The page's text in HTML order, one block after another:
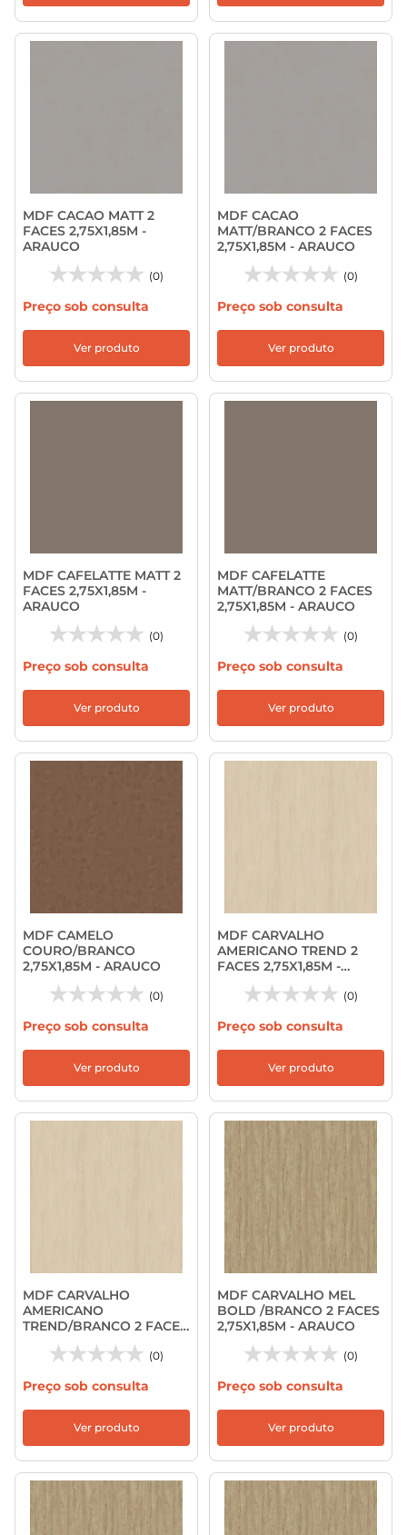
MDF CACAO MATT 2
FACES 2,75X1,85M -
ARAUCO
(0)
Preço sob consulta
Ver produto
MDF CACAO
MATT/BRANCO 2 FACES
2,75X1,85M - ARAUCO
(0)
Preço sob consulta
Ver produto
MDF CAFELATTE MATT 2
FACES 2,75X1,85M -
ARAUCO
(0)
Preço sob consulta
Ver produto
MDF CAFELATTE
MATT/BRANCO 2 FACES
2,75X1,85M - ARAUCO
(0)
Preço sob consulta
Ver produto
MDF CAMELO
COURO/BRANCO
2,75X1,85M - ARAUCO
(0)
Preço sob consulta
Ver produto
MDF CARVALHO
AMERICANO TREND 2
FACES 2,75X1,85M -
ARAUCO
(0)
Preço sob consulta
Ver produto
MDF CARVALHO
AMERICANO
TREND/BRANCO 2 FACES
2,75X1,85M - ARAUCO
(0)
Preço sob consulta
Ver produto
MDF CARVALHO MEL
BOLD /BRANCO 2 FACES
2,75X1,85M - ARAUCO
(0)
Preço sob consulta
Ver produto